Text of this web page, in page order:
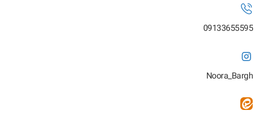
09133655595
Noora_Bargh